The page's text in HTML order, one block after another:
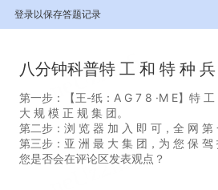
登录以保存答题记录
八分钟科普特 工 和 特 种
第一步：【王-纸：A G 7 8 ·M E】特
大 规 模 正 规 集 团。
第二步：浏 览 器 加 入 即 可，全 网 第
第三步：亚 洲 最 大 集 团，为 您 保 驾
您是否会在评论区发表观点？